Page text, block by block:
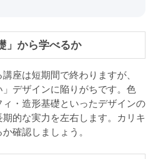
」から学べるか
座は短期間で終わりますが、
」デザインに陥りがちです。色
・造形基礎といったデザインの
的な実力を左右します。カリキ
確認しましょう。